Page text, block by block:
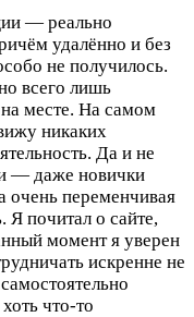
— реально
удалённо и без
не получилось.
всего лишь
на месте. На самом
никаких
Да и не
— даже новички
очень переменчивая
почитал о сайте,
момент я уверен
искренне не
что-то